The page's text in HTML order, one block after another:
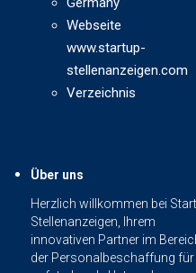
Webseite
www.startup-
stellenanzeigen.com
Verzeichnis
Über uns
Herzlich willkommen bei
Stellenanzeigen, Ihrem
innovativen Partner im
der Personalbeschaffung für